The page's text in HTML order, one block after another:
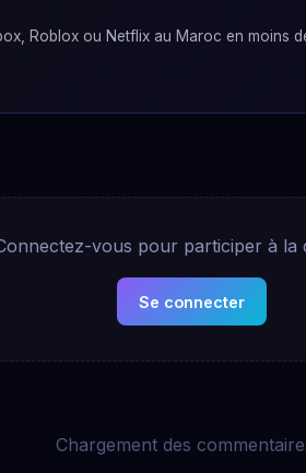
Roblox ou Netflix au Maroc en moins
vous pour participer à la
Se connecter
Chargement des